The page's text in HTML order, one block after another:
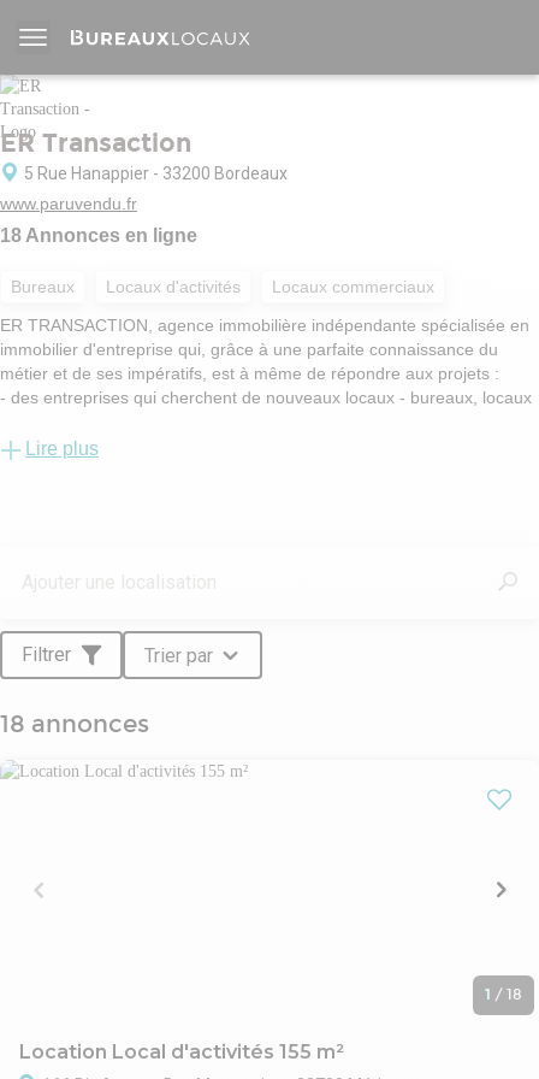
ER Transaction
5 Rue Hanappier - 33200 Bordeaux
www.paruvendu.fr
18 Annonces en ligne
Bureaux Locaux d'activités
Locaux commerciaux
ER TRANSACTION, agence immobilière indépendante spécialisée en
immobilier d'entreprise qui, grâce à une parfaite connaissance du
métier et de ses impératifs, est à même de répondre aux projets :
- des entreprises qui cherchent de nouveaux locaux - bureaux, locaux
à l’acquisition, neufs ou seconde main ;
Lire plus
Filtrer Trier par
18 annonces
1 / 18
Location Local d'activités 155 m²